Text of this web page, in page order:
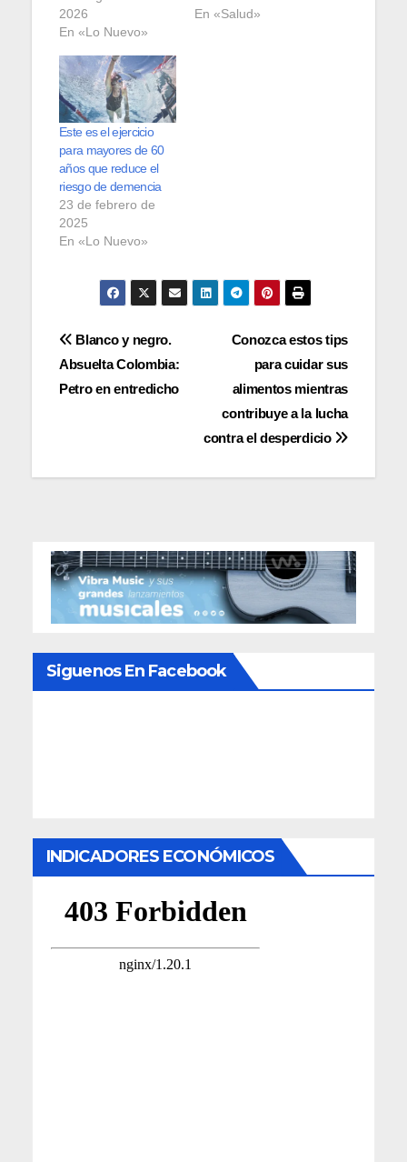
2026
En «Lo Nuevo»
En «Salud»
Este es el ejercicio
para mayores de 60
años que reduce el
riesgo de demencia
23 de febrero de
2025
En «Lo Nuevo»
Navegación
de
Conozca estos tips
para cuidar sus
alimentos mientras
contribuye a la lucha
contra el desperdicio
Blanco y negro.
Absuelta Colombia:
Petro en entredicho
Siguenos En Facebook
INDICADORES ECONÓMICOS